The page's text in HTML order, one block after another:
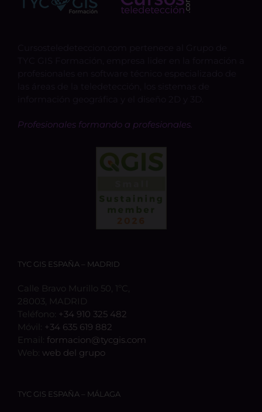
Profesionales formando a profesionales.
TYC GIS ESPAÑA – MADRID
Calle Bravo Murillo 50, 1ºC,
28003, MADRID
Teléfono: +34 910 325 482
Móvil: +34 635 619 882
Email: formacion@tycgis.com
Web: web del grupo
TYC GIS ESPAÑA – MÁLAGA